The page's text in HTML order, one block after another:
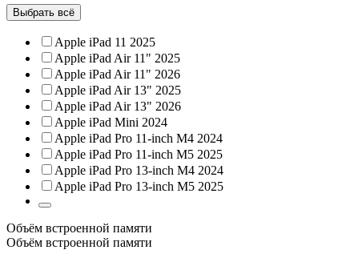
Выбрать всё
Apple iPad 11 2025
Apple iPad Air 11" 2025
Apple iPad Air 11" 2026
Apple iPad Air 13" 2025
Apple iPad Air 13" 2026
Apple iPad Mini 2024
Apple iPad Pro 11-inch M4 2024
Apple iPad Pro 11-inch M5 2025
Apple iPad Pro 13-inch M4 2024
Apple iPad Pro 13-inch M5 2025
Объём встроенной памяти
Объём встроенной памяти